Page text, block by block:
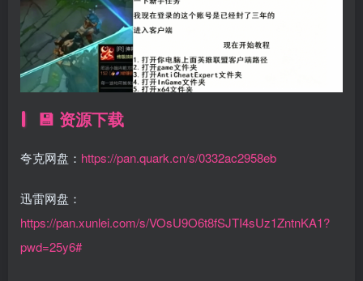
💾 资源下载
夸克网盘： https://pan.quark.cn/s/0332ac2958eb
迅雷网盘：
https://pan.xunlei.com/s/VOsU9O6t8fSJTI4sUz1ZntnKA1?
pwd=25y6#